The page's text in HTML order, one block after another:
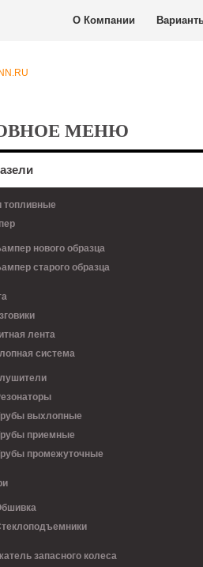
О Компании
МЕНЮ
топливные
нового образца
старого образца
лента
система
выхлопные
приемные
промежуточные
запасного колеса